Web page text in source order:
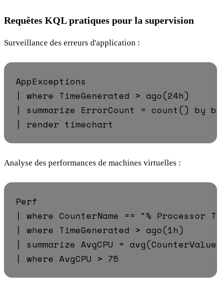
Requêtes KQL pratiques pour la supervision
Surveillance des erreurs d'application :
AppExceptions
| where TimeGenerated > ago(24h)
| summarize ErrorCount = count() by
| render timechart
Analyse des performances de machines virtuelles :
Perf
| where CounterName == "% Processor
| where TimeGenerated > ago(1h)
| summarize AvgCPU =
| where AvgCPU > 75